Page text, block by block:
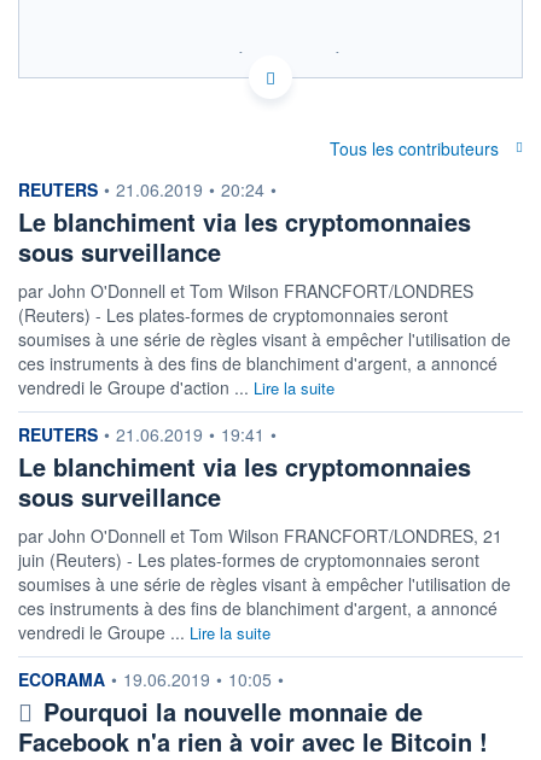
CRYPTOCOMPARE DONNÉES TEMPS RÉEL
Politique d'exécution
OUVERTURE
54 509,2601
CLÔTURE VEILLE
55 989,2343
+ HAUT
56 291,3400
+ BAS
55 567,0254
+ PORTEFEUILLE
Tous les contributeurs
information fournie par
REUTERS • 21.06.2019 • 20:24 •
Le blanchiment via les cryptomonnaies
sous surveillance
par John O'Donnell et Tom Wilson FRANCFORT/LONDRES
(Reuters) - Les plates-formes de cryptomonnaies seront
soumises à une série de règles visant à empêcher l'utilisation de
ces instruments à des fins de blanchiment d'argent, a annoncé
vendredi le Groupe d'action ... Lire la suite
information fournie par
REUTERS • 21.06.2019 • 19:41 •
Le blanchiment via les cryptomonnaies
sous surveillance
par John O'Donnell et Tom Wilson FRANCFORT/LONDRES, 21
juin (Reuters) - Les plates-formes de cryptomonnaies seront
soumises à une série de règles visant à empêcher l'utilisation de
ces instruments à des fins de blanchiment d'argent, a annoncé
vendredi le Groupe ... Lire la suite
information fournie par
ECORAMA • 19.06.2019 • 10:05 •
Pourquoi la nouvelle monnaie de
Facebook n'a rien à voir avec le Bitcoin !